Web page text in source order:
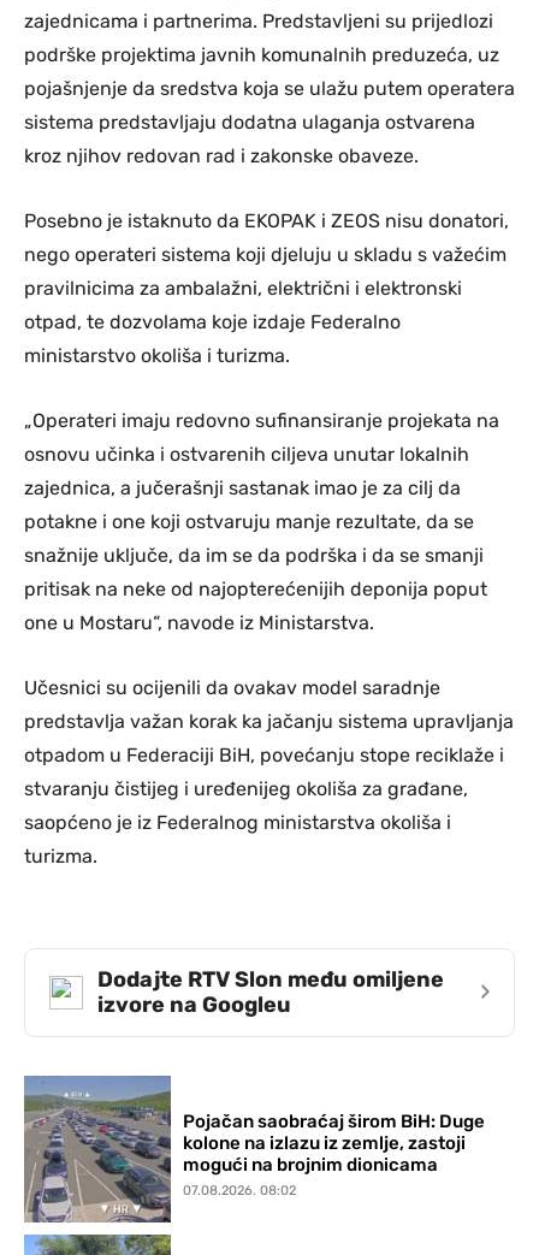
zajednicama i partnerima. Predstavljeni su prijedlozi
podrške projektima javnih komunalnih preduzeća, uz
pojašnjenje da sredstva koja se ulažu putem operatera
sistema predstavljaju dodatna ulaganja ostvarena
kroz njihov redovan rad i zakonske obaveze.
Posebno je istaknuto da EKOPAK i ZEOS nisu donatori,
nego operateri sistema koji djeluju u skladu s važećim
pravilnicima za ambalažni, električni i elektronski
otpad, te dozvolama koje izdaje Federalno
ministarstvo okoliša i turizma.
„Operateri imaju redovno sufinansiranje projekata na
osnovu učinka i ostvarenih ciljeva unutar lokalnih
zajednica, a jučerašnji sastanak imao je za cilj da
potakne i one koji ostvaruju manje rezultate, da se
snažnije uključe, da im se da podrška i da se smanji
pritisak na neke od najopterećenijih deponija poput
one u Mostaru“, navode iz Ministarstva.
Učesnici su ocijenili da ovakav model saradnje
predstavlja važan korak ka jačanju sistema upravljanja
otpadom u Federaciji BiH, povećanju stope reciklaže i
stvaranju čistijeg i uređenijeg okoliša za građane,
saopćeno je iz Federalnog ministarstva okoliša i
turizma.
Dodajte RTV Slon među omiljene
izvore na Googleu
›
Pojačan saobraćaj širom BiH: Duge
kolone na izlazu iz zemlje, zastoji
mogući na brojnim dionicama
07.08.2026. 08:02